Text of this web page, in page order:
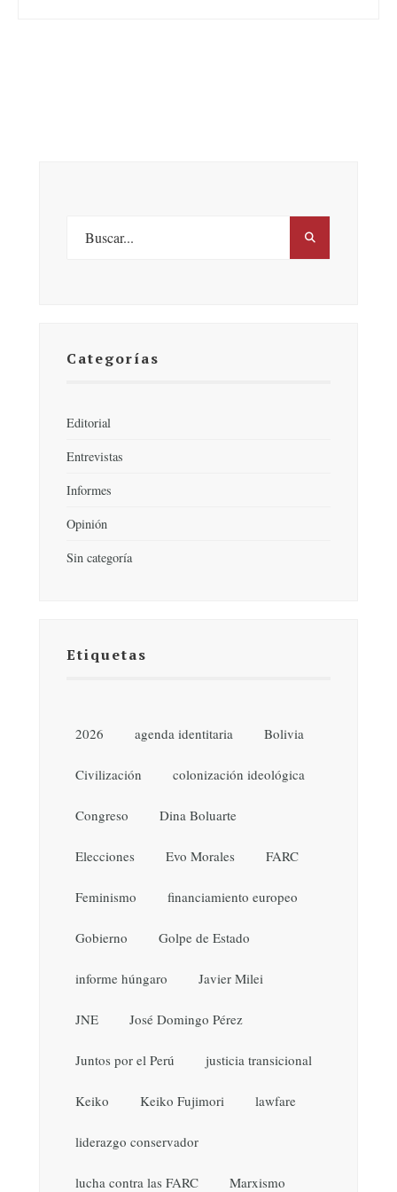
Categorías
Editorial
Entrevistas
Informes
Opinión
Sin categoría
Etiquetas
2026 agenda identitaria Bolivia
Civilización colonización ideológica
Congreso Dina Boluarte
Elecciones Evo Morales FARC
Feminismo financiamiento europeo
Gobierno Golpe de Estado
informe húngaro Javier Milei
JNE José Domingo Pérez
Juntos por el Perú justicia transicional
Keiko Keiko Fujimori lawfare
liderazgo conservador
lucha contra las FARC Marxismo